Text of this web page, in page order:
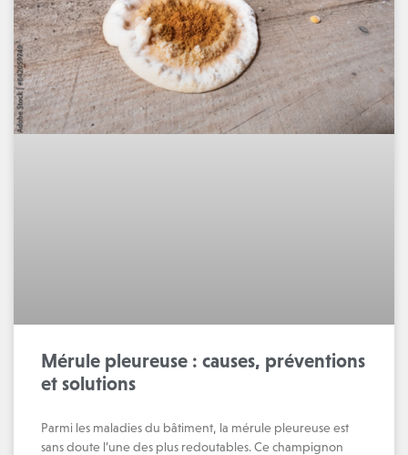
Mérule pleureuse : causes, préventions
et solutions
Parmi les maladies du bâtiment, la mérule pleureuse est
sans doute l’une des plus redoutables. Ce champignon